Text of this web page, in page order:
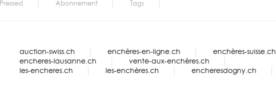
Pressed
Abonnement Tags
auction-swiss.ch enchères-en-ligne.ch
enchères-suisse.ch
encheres-lausanne.ch
vente-aux-enchères.ch
les-encheres.ch
les-enchères.ch encheresdogny.ch